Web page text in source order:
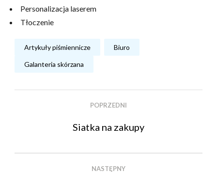
Personalizacja laserem
Tłoczenie
Artykuły piśmiennicze Biuro
Galanteria skórzana
POPRZEDNI
Siatka na zakupy
NASTĘPNY